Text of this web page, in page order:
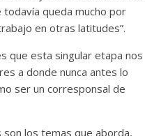
todavía queda mucho por
en otras latitudes”.
que esta singular etapa nos
a donde nunca antes lo
ser un corresponsal de
son los temas que aborda,